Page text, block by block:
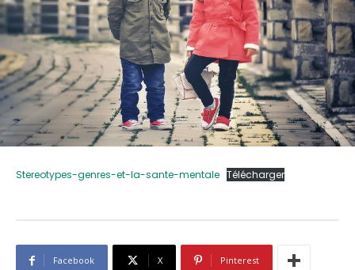
Stereotypes-genres-et-la-sante-mentale Télécharger
Facebook X Pinterest